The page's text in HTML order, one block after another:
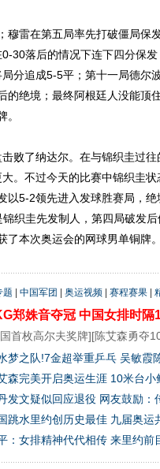
雷在第五局率先打破僵局保
30落后的情况下连下四分保
分追成5-5平；第十一局德尔
绝境；最终阿根廷人没能顶
了纳达尔。在与锦织圭过往
。不过今天的比赛中锦织圭
5-2领先进入发球胜赛局，
织圭先发制人，第四局破发
本次奥运会的网球男单铜牌。
题 中国军团 奥运视频 赛程赛果
郑姝音夺冠 中国女排时隔
首枚高尔夫奖牌][陈艾森勇夺
梦之队!7金超举重乒乓 吴敏霞
森完美开启奥运生涯 10米台小
发文疑似回应退役 网友鼓励：
跳水里约创历史最佳 九届奥运
：女排精神代代相传 来里约前